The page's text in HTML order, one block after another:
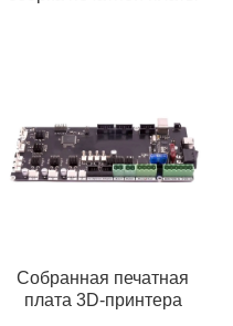
Собранная печатная
плата 3D-принтера